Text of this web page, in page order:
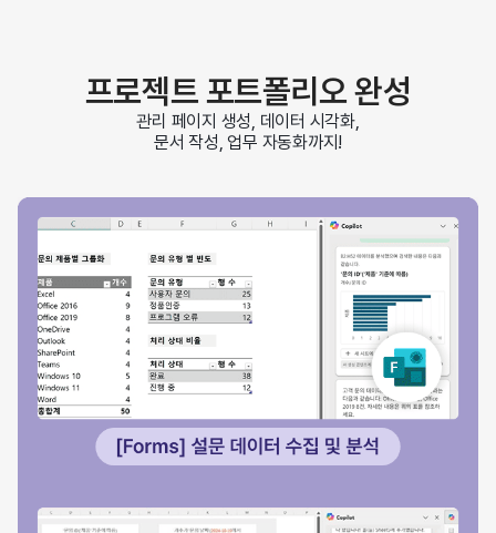
프로젝트 포트폴리오 완성
관리 페이지 생성, 데이터 시각화,
문서 작성, 업무 자동화까지!